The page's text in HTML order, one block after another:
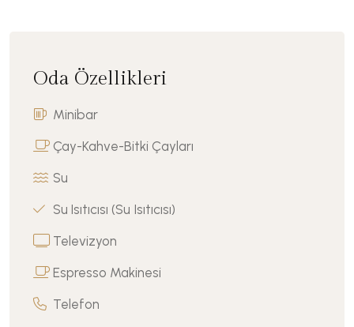
Oda Özellikleri
Minibar
Çay-Kahve-Bitki Çayları
Su
Su Isıtıcısı (Su Isıtıcısı)
Televizyon
Espresso Makinesi
Telefon